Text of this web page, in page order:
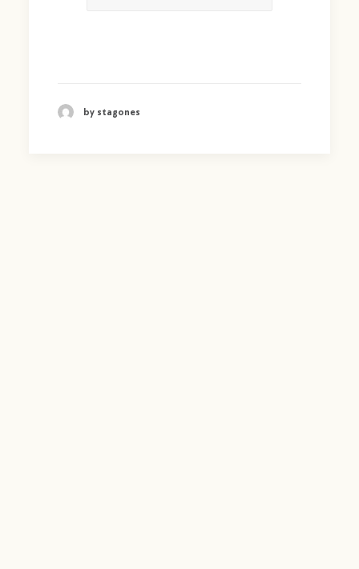
by stagones